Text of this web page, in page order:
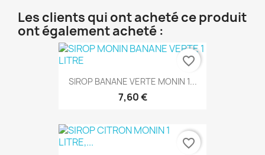
Les clients qui ont acheté ce produit
ont également acheté :
SIROP BANANE VERTE MONIN 1...
7,60 €
favorite_border
favorite_border